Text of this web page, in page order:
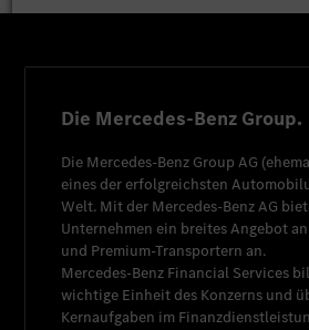
Die Mercedes-Benz Group.
Die Mercedes-Benz Group AG
eines der erfolgreichsten
Welt. Mit der Mercedes-Benz AG
Unternehmen ein breites Angebot
und Premium-Transportern an.
Mercedes-Benz Financial Services
wichtige Einheit des Konzerns und
Kernaufgaben im